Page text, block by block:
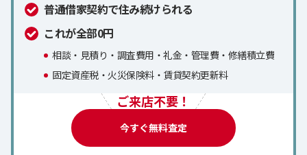
普通借家契約で住み続けられる
これが全部0円
相談・見積り・調査費用・礼金・管理費・修繕積立費
固定資産税・火災保険料・賃貸契約更新料
ご来店不要！
今すぐ無料査定